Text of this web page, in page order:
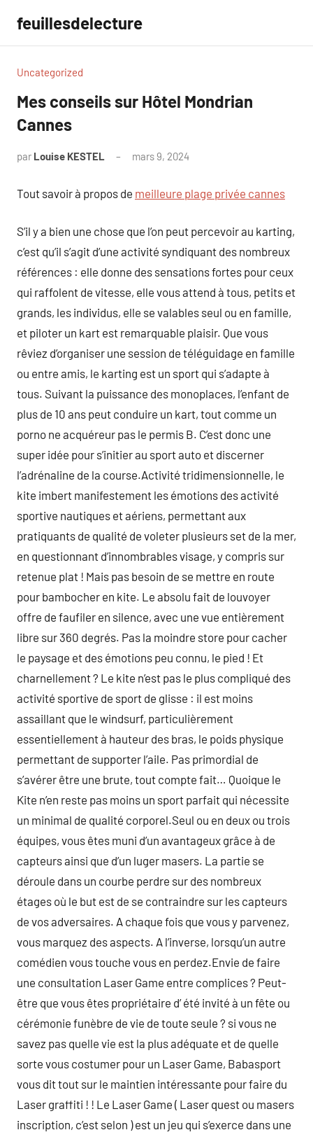
contenu
feuillesdelecture
Uncategorized
Mes conseils sur Hôtel Mondrian
Cannes
par Louise KESTEL mars 9, 2024
Tout savoir à propos de meilleure plage privée cannes
S’il y a bien une chose que l’on peut percevoir au karting,
c’est qu’il s’agit d’une activité syndiquant des nombreux
références : elle donne des sensations fortes pour ceux
qui raffolent de vitesse, elle vous attend à tous, petits et
grands, les individus, elle se valables seul ou en famille,
et piloter un kart est remarquable plaisir. Que vous
rêviez d’organiser une session de téléguidage en famille
ou entre amis, le karting est un sport qui s’adapte à
tous. Suivant la puissance des monoplaces, l’enfant de
plus de 10 ans peut conduire un kart, tout comme un
porno ne acquéreur pas le permis B. C’est donc une
super idée pour s’initier au sport auto et discerner
l’adrénaline de la course.Activité tridimensionnelle, le
kite imbert manifestement les émotions des activité
sportive nautiques et aériens, permettant aux
pratiquants de qualité de voleter plusieurs set de la mer,
en questionnant d’innombrables visage, y compris sur
retenue plat ! Mais pas besoin de se mettre en route
pour bambocher en kite. Le absolu fait de louvoyer
offre de faufiler en silence, avec une vue entièrement
libre sur 360 degrés. Pas la moindre store pour cacher
le paysage et des émotions peu connu, le pied ! Et
charnellement ? Le kite n’est pas le plus compliqué des
activité sportive de sport de glisse : il est moins
assaillant que le windsurf, particulièrement
essentiellement à hauteur des bras, le poids physique
permettant de supporter l’aile. Pas primordial de
s’avérer être une brute, tout compte fait… Quoique le
Kite n’en reste pas moins un sport parfait qui nécessite
un minimal de qualité corporel.Seul ou en deux ou trois
équipes, vous êtes muni d’un avantageux grâce à de
capteurs ainsi que d’un luger masers. La partie se
déroule dans un courbe perdre sur des nombreux
étages où le but est de se contraindre sur les capteurs
de vos adversaires. A chaque fois que vous y parvenez,
vous marquez des aspects. A l’inverse, lorsqu’un autre
comédien vous touche vous en perdez.Envie de faire
une consultation Laser Game entre complices ? Peut-
être que vous êtes propriétaire d’ été invité à un fête ou
cérémonie funèbre de vie de toute seule ? si vous ne
savez pas quelle vie est la plus adéquate et de quelle
sorte vous costumer pour un Laser Game, Babasport
vous dit tout sur le maintien intéressante pour faire du
Laser graffiti ! ! Le Laser Game ( Laser quest ou masers
inscription, c’est selon ) est un jeu qui s’exerce dans une